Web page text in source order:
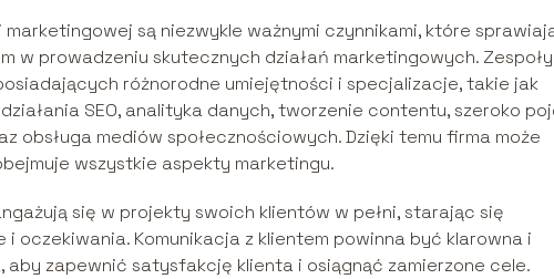
są niezwykle ważnymi czynnikami, które
w prowadzeniu skutecznych działań marketingowych. Zespoły
różnorodne umiejętności i specjalizacje, takie jak
SEO, analityka danych, tworzenie contentu, szeroko
obsługa mediów społecznościowych. Dzięki temu firma może
wszystkie aspekty marketingu.
się w projekty swoich klientów w pełni, starając się
oczekiwania. Komunikacja z klientem powinna być klarowna i
aby zapewnić satysfakcję klienta i osiągnąć zamierzone cele.